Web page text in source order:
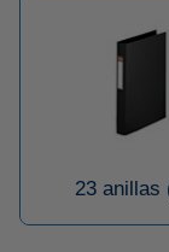
23 anillas